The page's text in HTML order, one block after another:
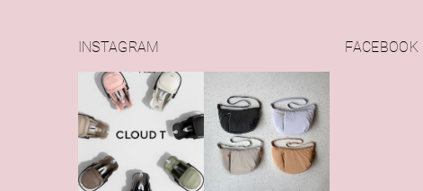
INSTAGRAM FACEBOOK